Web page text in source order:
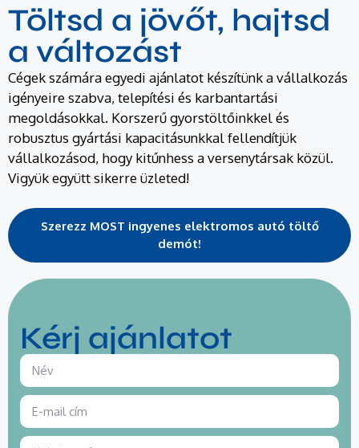
Töltsd a jövőt, hajtsd
a változást
Cégek számára egyedi ajánlatot készítünk a vállalkozás
igényeire szabva, telepítési és karbantartási
megoldásokkal. Korszerű gyorstöltőinkkel és
robusztus gyártási kapacitásunkkal fellendítjük
vállalkozásod, hogy kitűnhess a versenytársak közül.
Vigyük együtt sikerre üzleted!
Szerezz MOST ingyenes elektromos autó töltő
demót!
Kérj ajánlatot